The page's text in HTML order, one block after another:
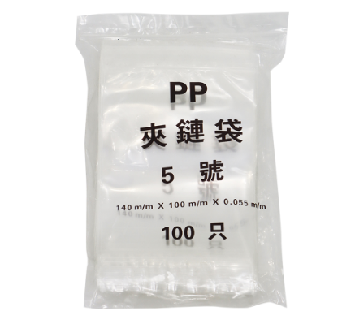
１．於結帳方式選擇「AFTEE先享後付」後，將跳轉至「AFTEE先享後付」
結帳頁面，進行簡訊認證並確認金額後，即可完成結帳。
２．訂單成立數日內，您將收到繳費通知簡訊。
３．收到繳費通知簡訊後14天內，點擊此簡訊中的連結，可透過四大超商／
ATM／網路銀行／等多元方式進行付款，方視為交易完成。
※ 請注意：結帳手續完成當下不需立刻繳費，但若您需要取消訂單，請聯絡
購買商品的店家。未經商家同意取消之訂單仍視為有效，需透過AFTEE先享
後付繳納相關費用。
※ 交易是否成功請以「AFTEE先享後付 」之結帳頁面顯示為準，若有關於
是否繳費成功／繳費後需取消欲退款等相關疑問，請聯繫「AFTEE先享後付
https://netprotections.freshdesk.com/support/home
１．透過由恩沛科技股份有限公司提供之「AFTEE先享後付」服務完成之交
易，需依本服務之必要範圍內提供個人資料，並將交易相關給付款項請求債
權轉讓予恩沛科技股份有限公司。
２．關於個人資料處理事宜，請瀏覽以下網址：
https://aftee.tw/terms/#terms3
３．未成年的使用者請事先徵得法定代理人或監護人之同意方可使用
「AFTEE先享後付」，若未經同意申辦者引起之損失，本公司不負相關責
付款後全家取貨
每筆NT$60，滿NT$599(含以上)免運費
每筆NT$60，滿NT$599(含以上)免運費
付款後7-11取貨
每筆NT$60，滿NT$599(含以上)免運費
每筆NT$120，滿NT$899(含以上)免運費